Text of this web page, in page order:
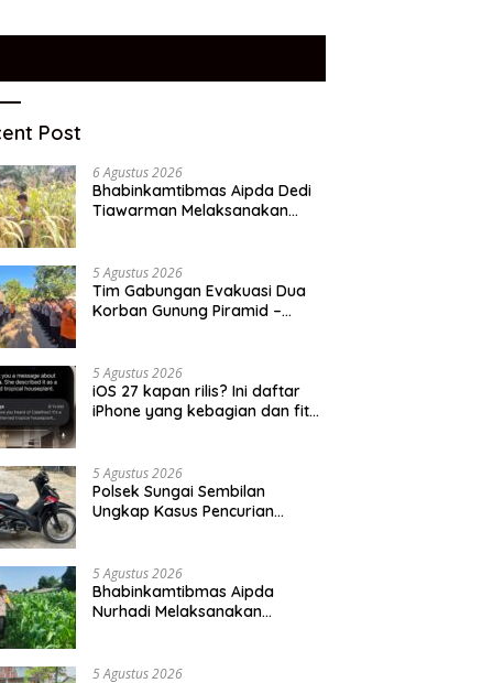
Post
6 Agustus 2026
Bhabinkamtibmas Aipda Dedi
Tiawarman Melaksanakan
5 Agustus 2026
Tim Gabungan Evakuasi Dua
Korban Gunung Piramid –
5 Agustus 2026
iOS 27 kapan rilis? Ini daftar
iPhone yang kebagian dan fitur
5 Agustus 2026
Polsek Sungai Sembilan
Ungkap Kasus Pencurian
5 Agustus 2026
Bhabinkamtibmas Aipda
Nurhadi Melaksanakan
Memantau Penanaman Jagung
5 Agustus 2026